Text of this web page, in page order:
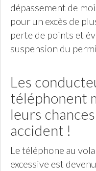
dépassement de
pour un excès de
perte de points et
suspension du
Les
téléphonent
leurs
accident !
Le téléphone au
excessive est